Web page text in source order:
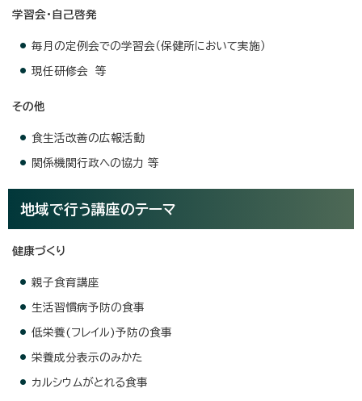
学習会・自己啓発
毎月の定例会での学習会（保健所において実施）
現任研修会 等
その他
食生活改善の広報活動
関係機関行政への協力 等
地域で行う講座のテーマ
健康づくり
親子食育講座
生活習慣病予防の食事
低栄養(フレイル)予防の食事
栄養成分表示のみかた
カルシウムがとれる食事